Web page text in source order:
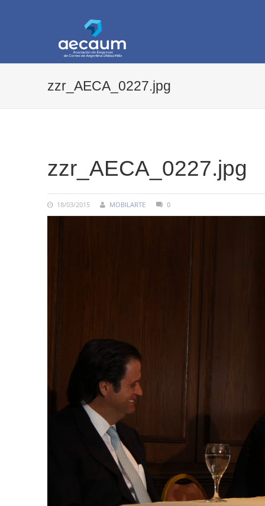
zzr_AECA_0227.jpg
zzr_AECA_0227.jpg
18/03/2015 MOBILARTE 0